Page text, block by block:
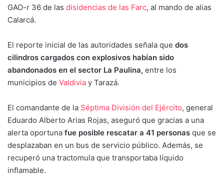
GAO-r 36 de las disidencias de las Farc, al mando de alias
Calarcá.
El reporte inicial de las autoridades señala que dos
cilindros cargados con explosivos habían sido
abandonados en el sector La Paulina, entre los
municipios de Valdivia y Tarazá.
El comandante de la Séptima División del Ejército, general
Eduardo Alberto Arias Rojas, aseguró que gracias a una
alerta oportuna fue posible rescatar a 41 personas que se
desplazaban en un bus de servicio público. Además, se
recuperó una tractomula que transportaba líquido
inflamable.